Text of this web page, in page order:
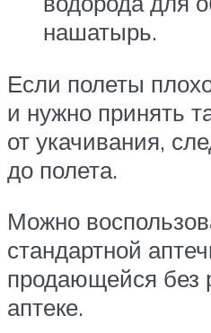
нашатырь.
Если полеты
и нужно принять
от укачивания,
до полета.
Можно
стандартной
продающейся без
аптеке.